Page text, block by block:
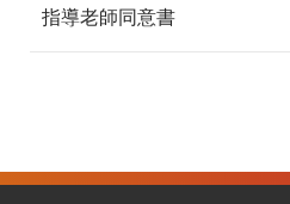
指導老師同意書